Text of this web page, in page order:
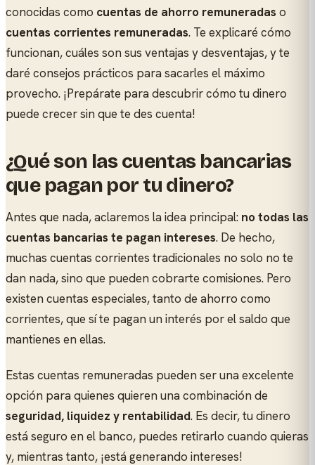
conocidas como cuentas de ahorro remuneradas o
cuentas corrientes remuneradas. Te explicaré cómo
funcionan, cuáles son sus ventajas y desventajas, y te
daré consejos prácticos para sacarles el máximo
provecho. ¡Prepárate para descubrir cómo tu dinero
puede crecer sin que te des cuenta!
¿Qué son las cuentas bancarias
que pagan por tu dinero?
Antes que nada, aclaremos la idea principal: no todas las
cuentas bancarias te pagan intereses. De hecho,
muchas cuentas corrientes tradicionales no solo no te
dan nada, sino que pueden cobrarte comisiones. Pero
existen cuentas especiales, tanto de ahorro como
corrientes, que sí te pagan un interés por el saldo que
mantienes en ellas.
Estas cuentas remuneradas pueden ser una excelente
opción para quienes quieren una combinación de
seguridad, liquidez y rentabilidad. Es decir, tu dinero
está seguro en el banco, puedes retirarlo cuando quieras
y, mientras tanto, ¡está generando intereses!